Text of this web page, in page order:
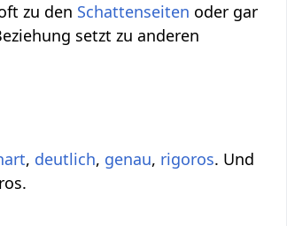
zu den Schattenseiten oder gar
setzt zu anderen
, deutlich, genau, rigoros. Und